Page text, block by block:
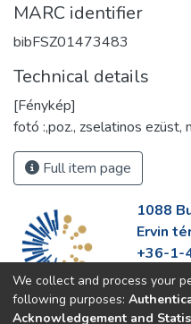
MARC identifier
bibFSZ01473483
Technical details
[Fénykép]
fotó :,poz., zselatinos ezüst,
Full item page
1088
Ervin
+36-1-
https://
We collect and process your
following purposes:
Acknowledgement and